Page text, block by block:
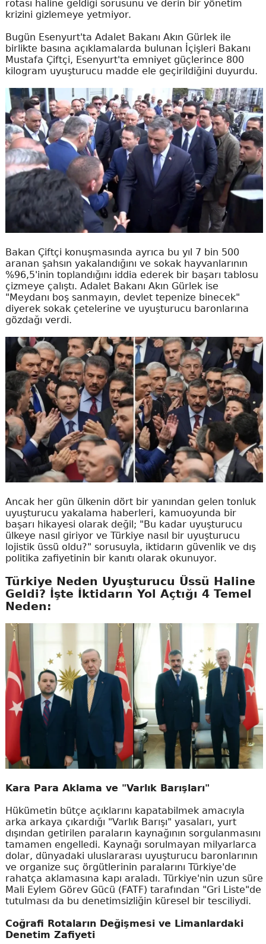
rotası haline geldiği sorusunu ve derin bir yönetim
krizini gizlemeye yetmiyor.
Bugün Esenyurt'ta Adalet Bakanı Akın Gürlek ile
birlikte basına açıklamalarda bulunan İçişleri Bakanı
Mustafa Çiftçi, Esenyurt'ta emniyet güçlerince 800
kilogram uyuşturucu madde ele geçirildiğini duyurdu.
Bakan Çiftçi konuşmasında ayrıca bu yıl 7 bin 500
aranan şahsın yakalandığını ve sokak hayvanlarının
%96,5'inin toplandığını iddia ederek bir başarı tablosu
çizmeye çalıştı. Adalet Bakanı Akın Gürlek ise
"Meydanı boş sanmayın, devlet tepenize binecek"
diyerek sokak çetelerine ve uyuşturucu baronlarına
gözdağı verdi.
Ancak her gün ülkenin dört bir yanından gelen tonluk
uyuşturucu yakalama haberleri, kamuoyunda bir
başarı hikayesi olarak değil; "Bu kadar uyuşturucu
ülkeye nasıl giriyor ve Türkiye nasıl bir uyuşturucu
lojistik üssü oldu?" sorusuyla, iktidarın güvenlik ve dış
politika zafiyetinin bir kanıtı olarak okunuyor.
Türkiye Neden Uyuşturucu Üssü Haline
Geldi? İşte İktidarın Yol Açtığı 4 Temel
Neden:
Kara Para Aklama ve "Varlık Barışları"
Hükümetin bütçe açıklarını kapatabilmek amacıyla
arka arkaya çıkardığı "Varlık Barışı" yasaları, yurt
dışından getirilen paraların kaynağının sorgulanmasını
tamamen engelledi. Kaynağı sorulmayan milyarlarca
dolar, dünyadaki uluslararası uyuşturucu baronlarının
ve organize suç örgütlerinin paralarını Türkiye'de
rahatça aklamasına kapı araladı. Türkiye'nin uzun süre
Mali Eylem Görev Gücü (FATF) tarafından "Gri Liste"de
tutulması da bu denetimsizliğin küresel bir tesciliydi.
Coğrafi Rotaların Değişmesi ve Limanlardaki
Denetim Zafiyeti